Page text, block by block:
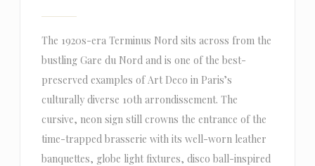
The 1920s-era Terminus Nord sits across from the
bustling Gare du Nord and is one of the best-
preserved examples of Art Deco in Paris’s
culturally diverse 10th arrondissement. The
cursive, neon sign still crowns the entrance of the
time-trapped brasserie with its well-worn leather
banquettes, globe light fixtures, disco ball-inspired